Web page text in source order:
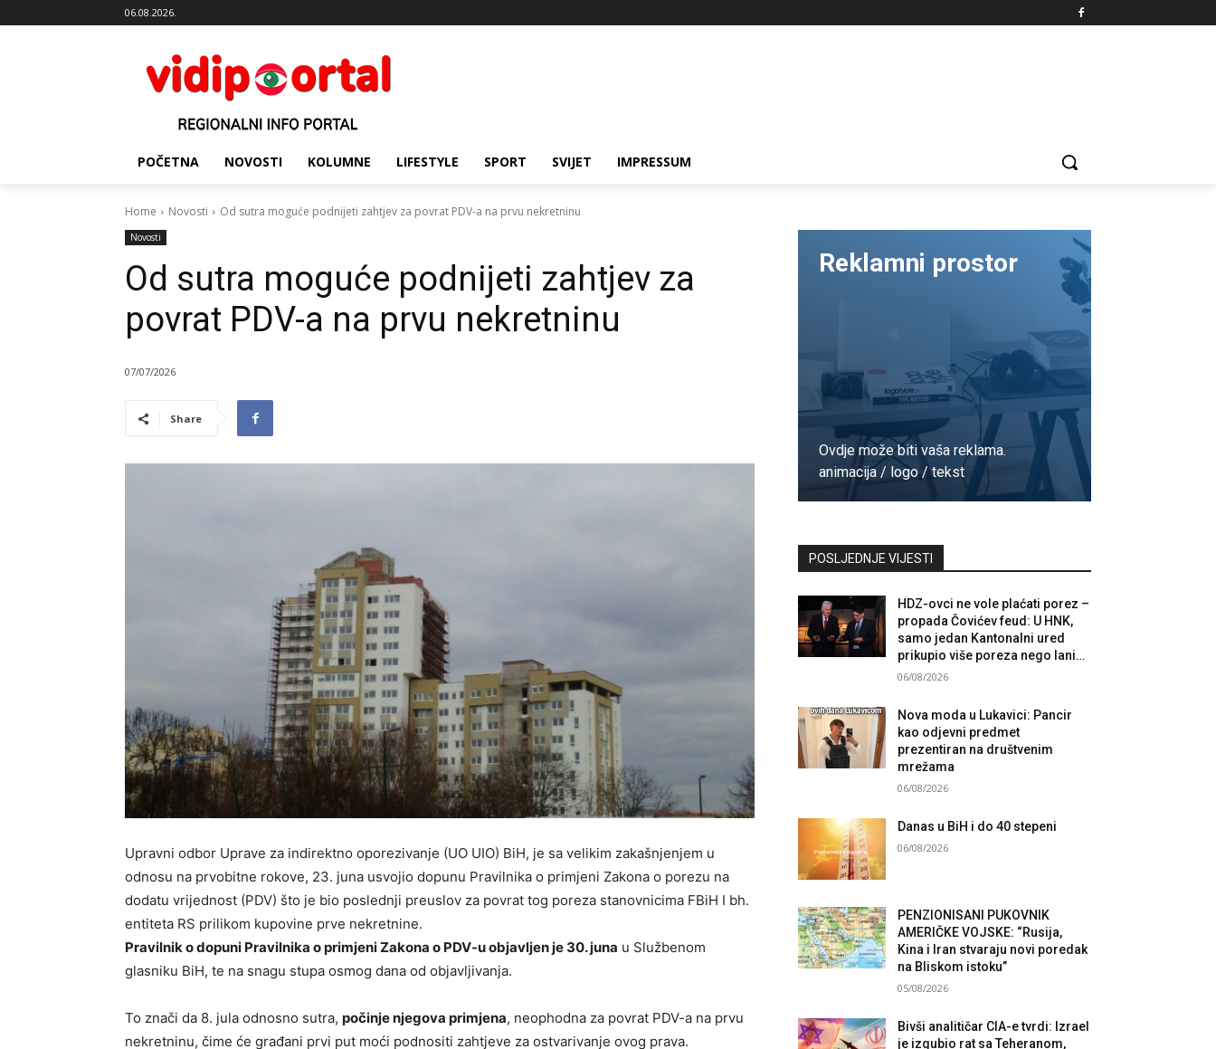
06.08.2026.
POČETNA NOVOSTI KOLUMNE LIFESTYLE SPORT SVIJET IMPRESSUM
Home Novosti Od sutra moguće podnijeti zahtjev za povrat PDV-a na prvu nekretninu
Novosti
Od sutra moguće podnijeti zahtjev za
povrat PDV-a na prvu nekretninu
07/07/2026
Share
Upravni odbor Uprave za indirektno oporezivanje (UO UIO) BiH, je sa velikim zakašnjenjem u
odnosu na prvobitne rokove, 23. juna usvojio dopunu Pravilnika o primjeni Zakona o porezu na
dodatu vrijednost (PDV) što je bio poslednji preuslov za povrat tog poreza stanovnicima FBiH I bh.
entiteta RS prilikom kupovine prve nekretnine.
Pravilnik o dopuni Pravilnika o primjeni Zakona o PDV-u objavljen je 30. juna u Službenom
glasniku BiH, te na snagu stupa osmog dana od objavljivanja.
To znači da 8. jula odnosno sutra, počinje njegova primjena, neophodna za povrat PDV-a na prvu
nekretninu, čime će građani prvi put moći podnositi zahtjeve za ostvarivanje ovog prava.
Reklamni prostor
Ovdje može biti vaša reklama.
animacija / logo / tekst
POSLJEDNJE VIJESTI
HDZ-ovci ne vole plaćati porez –
propada Čovićev feud: U HNK,
samo jedan Kantonalni ured
prikupio više poreza nego lani…
06/08/2026
Nova moda u Lukavici: Pancir
kao odjevni predmet
prezentiran na društvenim
mrežama
06/08/2026
Danas u BiH i do 40 stepeni
06/08/2026
PENZIONISANI PUKOVNIK
AMERIČKE VOJSKE: “Rusija,
Kina i Iran stvaraju novi poredak
na Bliskom istoku”
05/08/2026
Bivši analitičar CIA-e tvrdi: Izrael
je izgubio rat sa Teheranom,